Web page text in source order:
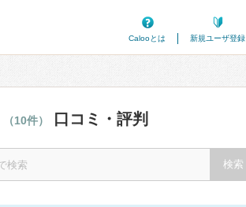
Calooとは
新規ユーザ登録
（10件） 口コミ・評判